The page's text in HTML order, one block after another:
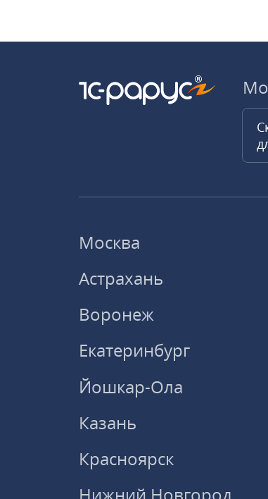
Москва
Астрахань
Воронеж
Екатеринбург
Йошкар-Ола
Казань
Красноярск